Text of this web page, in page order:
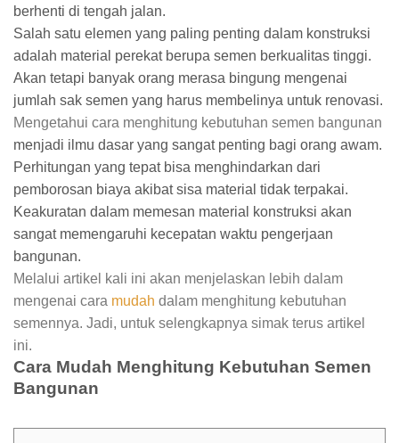
berhenti di tengah jalan.
Salah satu elemen yang paling penting dalam konstruksi
adalah material perekat berupa semen berkualitas tinggi.
Akan tetapi banyak orang merasa bingung mengenai
jumlah sak semen yang harus membelinya untuk renovasi.
Mengetahui cara menghitung kebutuhan semen bangunan
menjadi ilmu dasar yang sangat penting bagi orang awam.
Perhitungan yang tepat bisa menghindarkan dari
pemborosan biaya akibat sisa material tidak terpakai.
Keakuratan dalam memesan material konstruksi akan
sangat memengaruhi kecepatan waktu pengerjaan
bangunan.
Melalui artikel kali ini akan menjelaskan lebih dalam
mengenai cara mudah dalam menghitung kebutuhan
semennya. Jadi, untuk selengkapnya simak terus artikel
ini.
Cara Mudah Menghitung Kebutuhan Semen
Bangunan